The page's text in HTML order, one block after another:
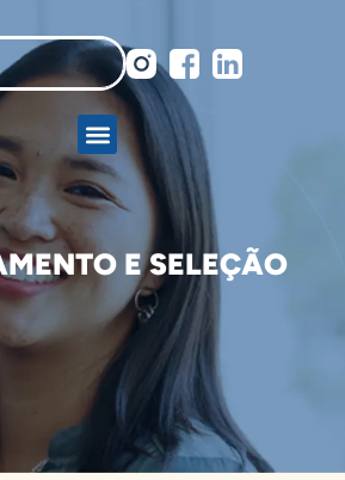
E SELEÇÃO